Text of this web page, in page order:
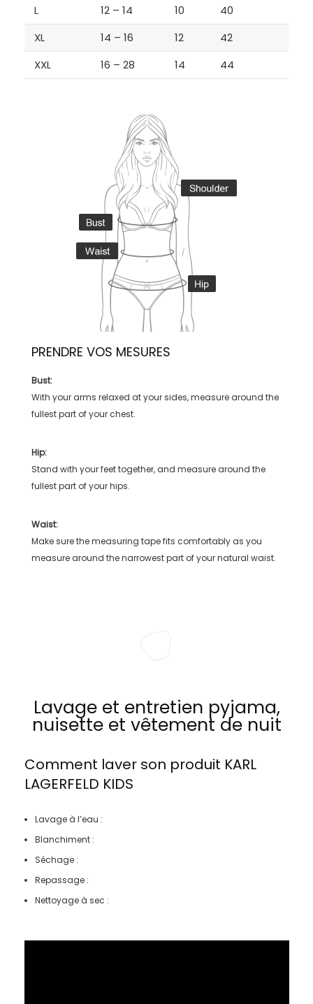
L
12 – 14 10
40
XL
14 – 16 12
42
XXL
16 – 28 14 44
PRENDRE VOS MESURES
Bust:
With your arms relaxed at your sides, measure around the
fullest part of your chest.
Hip:
Stand with your feet together, and measure around the
fullest part of your hips.
Waist:
Make sure the measuring tape fits comfortably as you
measure around the narrowest part of your natural waist.
Lavage et entretien pyjama,
nuisette et vêtement de nuit
Comment laver son produit KARL
LAGERFELD KIDS
Lavage à l’eau :
Blanchiment :
Séchage :
Repassage :
Nettoyage à sec :